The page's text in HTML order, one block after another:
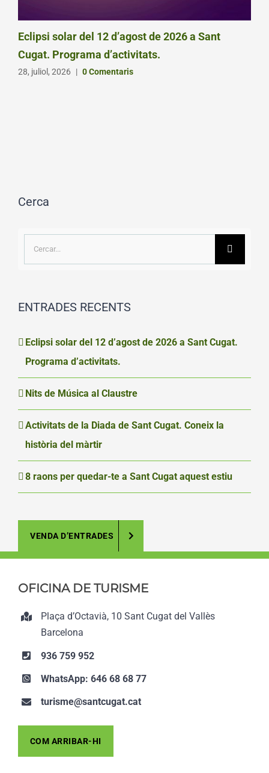
Eclipsi solar del 12 d’agost de 2026 a Sant
Cugat. Programa d’activitats.
28, juliol, 2026 | 0 Comentaris
Cerca
…
ENTRADES RECENTS
Eclipsi solar del 12 d’agost de 2026 a Sant Cugat.
Programa d’activitats.
Nits de Música al Claustre
Activitats de la Diada de Sant Cugat. Coneix la
història del màrtir
8 raons per quedar-te a Sant Cugat aquest estiu
VENDA D’ENTRADES
OFICINA DE TURISME
Plaça d’Octavià, 10 Sant Cugat del Vallès
Barcelona
936 759 952
WhatsApp: 646 68 68 77
turisme@santcugat.cat
COM ARRIBAR-HI